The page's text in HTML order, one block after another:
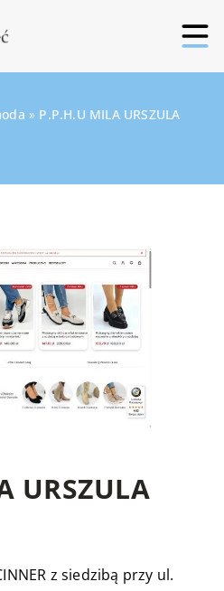
» P.P.H.U MILA URSZULA
URSZULA
z siedzibą przy ul.